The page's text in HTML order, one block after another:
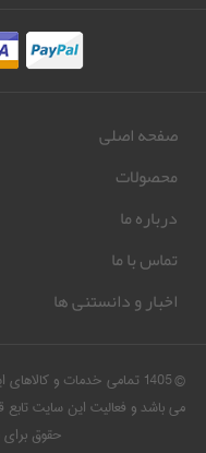
صفحه اصلی
محصولات
درباره ما
تماس با ما
اخبار و دانستنی ها
© 1405 تمامی خدمات و
می باشد و فعالیت این سایت تابع
حقوق